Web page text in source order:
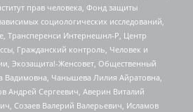
прав человека, Фонд защиты
социологических исследований,
Трансперенси Интернешнл-Р, Центр
Гражданский контроль, Человек и
Экозащита!-Женсовет, Общественный
Вадимовна, Чанышева Лилия Айратовна,
Андрей Сергеевич, Аверин Виталий
Созаев Валерий Валерьевич, Исламов